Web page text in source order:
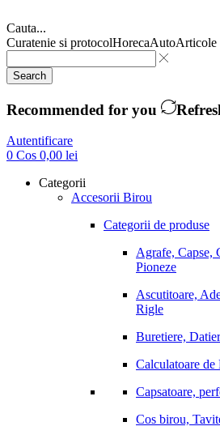
Cauta...
Curatenie si protocolHorecaAutoArticole
Search
Recommended for you
Autentificare
0 Cos 0,00 lei
Categorii
Accesorii Birou
Categorii de produse
Agrafe, Capse,
Pioneze
Ascutitoare,
Rigle
Buretiere,
Calculatoare
Capsatoare,
Cos birou,